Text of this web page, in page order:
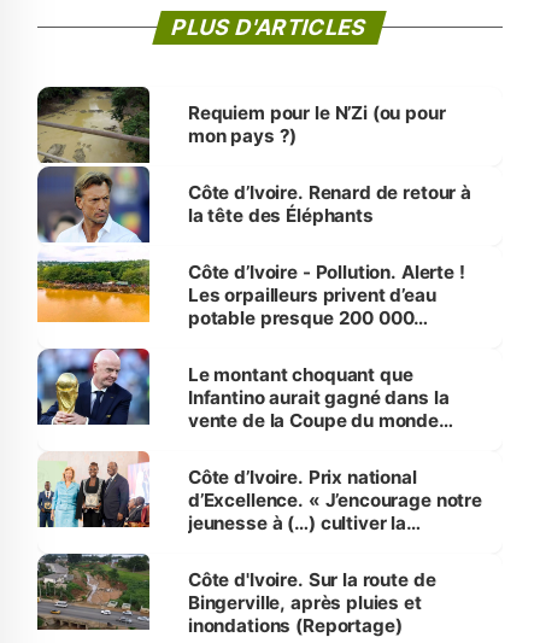
PLUS D'ARTICLES
Requiem pour le N’Zi (ou pour
mon pays ?)
Côte d’Ivoire. Renard de retour à
la tête des Éléphants
Côte d’Ivoire - Pollution. Alerte !
Les orpailleurs privent d’eau
potable presque 200 000
Le montant choquant que
Infantino aurait gagné dans la
vente de la Coupe du monde
Côte d’Ivoire. Prix national
d’Excellence. « J’encourage notre
jeunesse à (…) cultiver la
(Alassane Ouattara
Côte d'Ivoire. Sur la route de
Bingerville, après pluies et
inondations (Reportage)